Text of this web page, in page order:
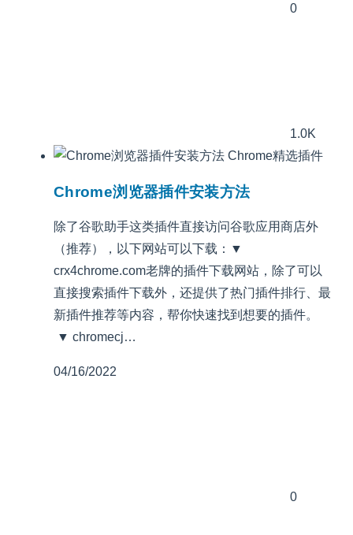
0
1.0K
Chrome精选插件
Chrome浏览器插件安装方法
除了谷歌助手这类插件直接访问谷歌应用商店外
（推荐），以下网站可以下载：▼
crx4chrome.com老牌的插件下载网站，除了可以
直接搜索插件下载外，还提供了热门插件排行、最
新插件推荐等内容，帮你快速找到想要的插件。
▼ chromecj…
04/16/2022
0